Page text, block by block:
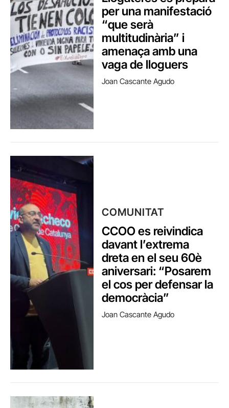
per una manifestació
“que serà
multitudinària” i
amenaça amb una
vaga de lloguers
Joan Cascante Agudo
COMUNITAT
CCOO es reivindica
davant l’extrema
dreta en el seu 60è
aniversari: “Posarem
el cos per defensar la
democràcia”
Joan Cascante Agudo